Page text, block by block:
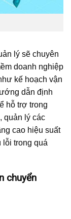
lý sẽ chuyên
doanh nghiệp
kế hoạch vận
dẫn định
hỗ trợ trong
quản lý các
cao hiệu suất
lỗi trong quá
chuyển